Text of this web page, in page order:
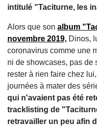
intitulé "Taciturne, les
Alors que son album
novembre 2019, Dinos,
coronavirus comme une
ni de showcases, pas de
rester à rien faire chez
journées à mater des
qui n'avaient pas été
tracklisting de
retravailler un peu afin